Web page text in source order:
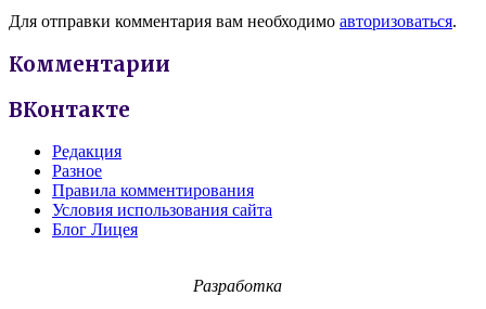
Для отправки комментария вам необходимо авторизоваться.
Комментарии
ВКонтакте
Редакция
Разное
Правила комментирования
Условия использования сайта
Блог Лицея
Разработка